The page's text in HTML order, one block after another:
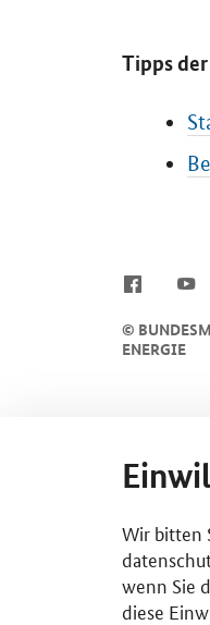
Tipps
©
ENERGIE
Wir bitten
wenn Sie
diese